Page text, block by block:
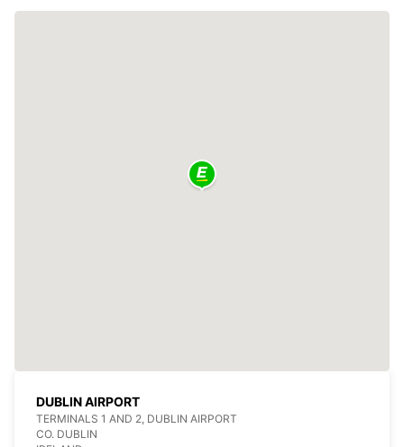
DUBLIN AIRPORT
TERMINALS 1 AND 2, DUBLIN AIRPORT
CO. DUBLIN